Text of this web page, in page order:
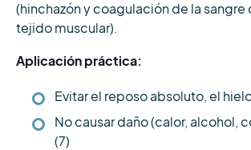
(hinchazón y coagulación de la sangre
tejido muscular).
Aplicación práctica:
Evitar el reposo absoluto, el
No causar daño (calor, alcohol,
(7)